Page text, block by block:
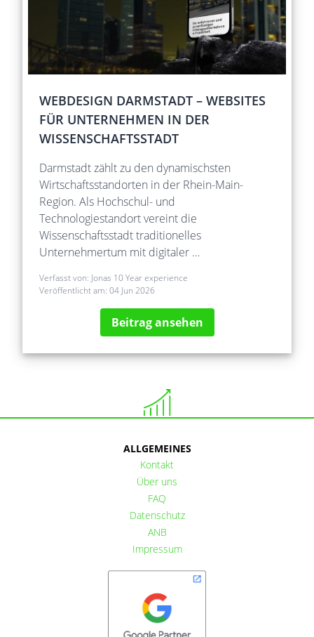
WEBDESIGN DARMSTADT – WEBSITES
FÜR UNTERNEHMEN IN DER
WISSENSCHAFTSSTADT
Darmstadt zählt zu den dynamischsten
Wirtschaftsstandorten in der Rhein-Main-
Region. Als Hochschul- und
Technologiestandort vereint die
Wissenschaftsstadt traditionelles
Unternehmertum mit digitaler …
Verfasst von: Jonas 10 Year experience
Veröffentlicht am: 04 Jun 2026
Beitrag ansehen
ALLGEMEINES
Kontakt
Über uns
FAQ
Datenschutz
ANB
Impressum